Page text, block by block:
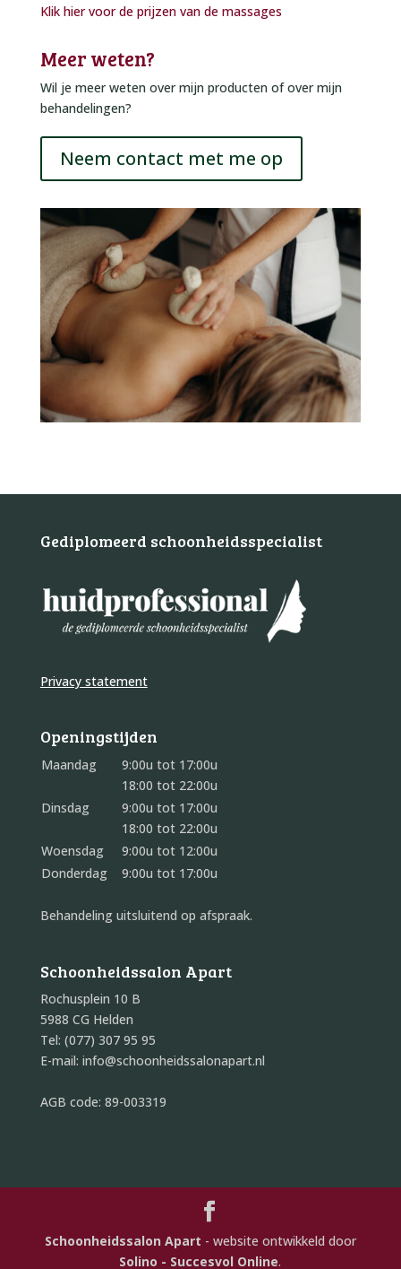
Klik hier voor de prijzen van de massages
Meer weten?
Wil je meer weten over mijn producten of over mijn
behandelingen?
Neem contact met me op
Gediplomeerd schoonheidsspecialist
Privacy statement
Openingstijden
Maandag
9:00u tot 17:00u
18:00 tot 22:00u
Dinsdag
9:00u tot 17:00u
18:00 tot 22:00u
Woensdag
9:00u tot 12:00u
Donderdag
9:00u tot 17:00u
Behandeling uitsluitend op afspraak.
Schoonheidssalon Apart
Rochusplein 10 B
5988 CG Helden
Tel: (077) 307 95 95
E-mail: info@schoonheidssalonapart.nl
AGB code: 89-003319
Schoonheidssalon Apart - website ontwikkeld door
Solino - Succesvol Online.